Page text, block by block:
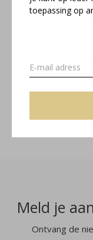
toepassing op
925 zilver - 2321
Incl. btw
Meld je
Ontvang de